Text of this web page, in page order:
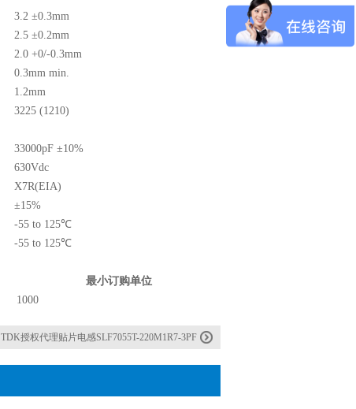
3.2 ±0.3mm
2.5 ±0.2mm
2.0 +0/-0.3mm
0.3mm min.
1.2mm
3225 (1210)
33000pF ±10%
630Vdc
X7R(EIA)
±15%
-55 to 125℃
-55 to 125℃
最小订购单位
1000
TDK授权代理贴片电感SLF7055T-220M1R7-3PF